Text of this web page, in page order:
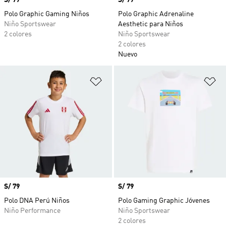
Polo Graphic Gaming Niños
Niño Sportswear
2 colores
Polo Graphic Adrenaline
Aesthetic para Niños
Niño Sportswear
2 colores
Nuevo
Añadir a la lista de deseos
Precio
S/ 79
Polo DNA Perú Niños
Niño Performance
Precio
S/ 79
Polo Gaming Graphic Jóvenes
Niño Sportswear
2 colores